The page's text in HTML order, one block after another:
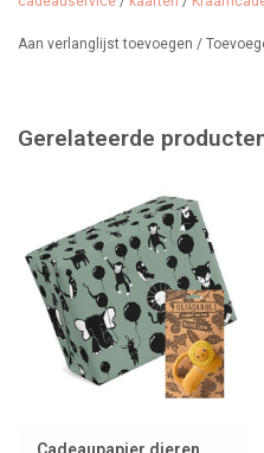
Aan verlanglijst toevoegen /
Gerelateerde
Cadeaupapier dieren